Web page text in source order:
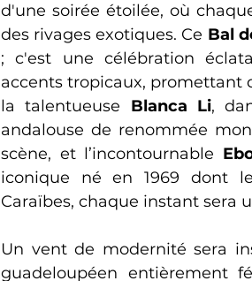
d'une soirée étoilée, où
des rivages exotiques. Ce Bal
; c'est une célébration
accents tropicaux, promettant
la talentueuse Blanca Li, d
andalouse de renommée
scène, et l’incontournable
iconique né en 1969 dont
Caraïbes, chaque instant sera
Un vent de modernité sera
guadeloupéen entièrement